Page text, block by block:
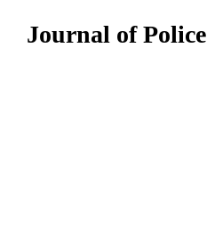
Journal of Police